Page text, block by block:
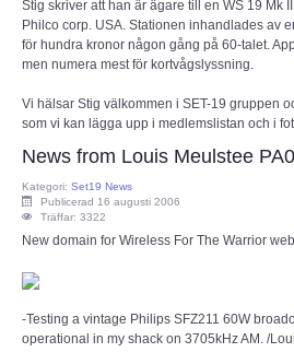
Stig skriver att han är ägare till en WS 19 Mk
Philco corp. USA. Stationen inhandlades av
för hundra kronor någon gång på 60-talet.
men numera mest för kortvågslyssning.
Vi hälsar Stig välkommen i SET-19 gruppen
som vi kan lägga upp i medlemslistan och i
News from Louis Meulstee
Kategori: Set19 News
Publicerad 16 augusti 2006
Träffar: 3322
New domain for Wireless For The Warrior
-Testing a vintage Philips SFZ211 60W
operational in my shack on 3705kHz AM. /